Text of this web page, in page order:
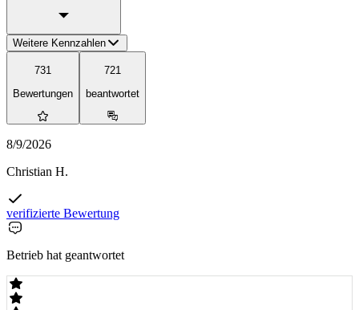
Weitere Kennzahlen
731
Bewertungen
721
beantwortet
8/9/2026
Christian H.
verifizierte Bewertung
Betrieb hat geantwortet